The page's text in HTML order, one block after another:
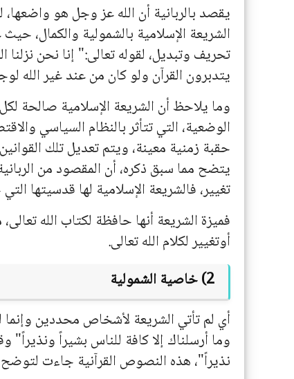
يقصد بالربانية أن الله عز وجل هو
الشريعة الإسلامية بالشمولية والكمال،
تحريف وتبديل، لقوله تعالى:" إنا نحن
يتدبرون القرآن ولو كان من عند غير الله
وما يلاحظ أن الشريعة الإسلامية صالحة
الوضعية، التي تتأثر بالنظام السياسي
حقبة زمنية معينة، ويتم تعديل تلك
يتضح مما سبق ذكره، أن المقصود من
تغيير، فالشريعة الإسلامية لها قدسيتها
فميزة الشريعة أنها حافظة لكتاب الله
أوتغيير لكلام الله تعالى.
2) خاصية الشمولية
أي لم تأتي الشريعة لأشخاص محددين
وما أرسلناك إلا كافة للناس بشيراً ونذيراً"
نذيراً"، هذه النصوص القرآنية جاءت